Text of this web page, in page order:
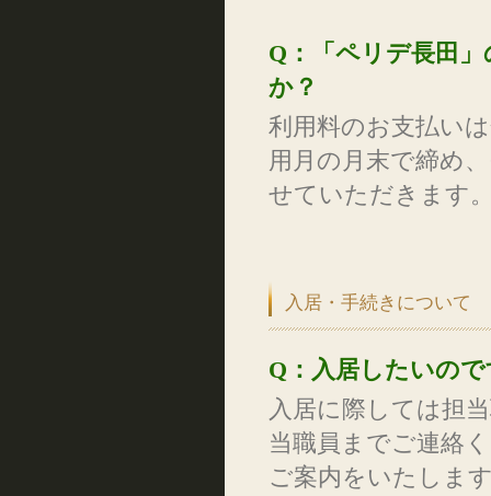
Q：「ペリデ長田
か？
利用料のお支払い
用月の月末で締め
せていただきます
入居・手続きについて
Q：入居したいの
入居に際しては担
当職員までご連絡
ご案内をいたしま